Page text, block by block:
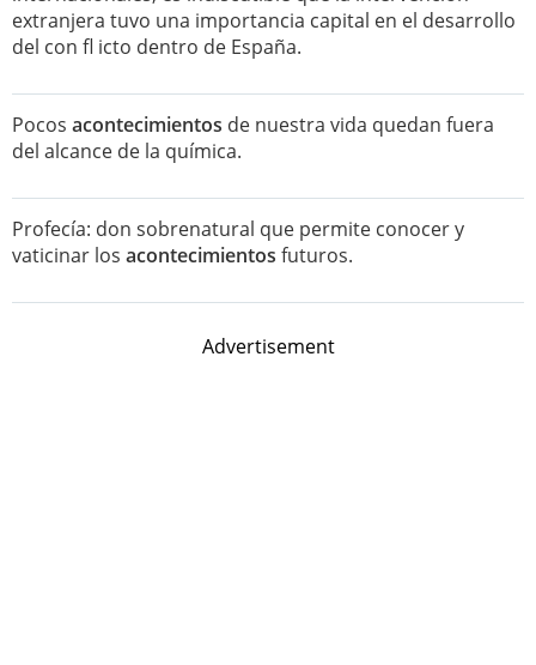
extranjera tuvo una importancia capital en el desarrollo
del con fl icto dentro de España.
Pocos acontecimientos de nuestra vida quedan fuera
del alcance de la química.
Profecía: don sobrenatural que permite conocer y
vaticinar los acontecimientos futuros.
Advertisement